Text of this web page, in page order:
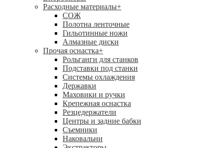
Расходные материалы+
СОЖ
Полотна ленточные
Гильотинные ножи
Алмазные диски
Прочая оснастка+
Рольганги для станков
Подставки под станки
Системы охлаждения
Державки
Маховики и ручки
Крепежная оснастка
Резцедержатели
Центры и задние бабки
Съемники
Наковальни